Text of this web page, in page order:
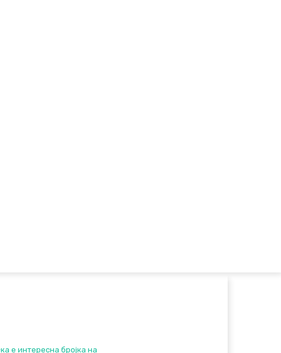
е интересна бројка на